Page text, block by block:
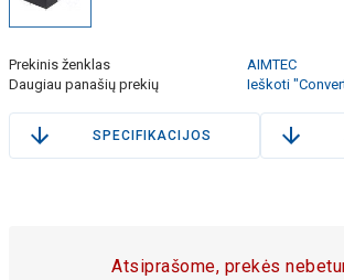
Prekinis ženklas
AIMTEC
Daugiau panašių prekių
Ieškoti
SPECIFIKACIJOS
Atsiprašome, prekės